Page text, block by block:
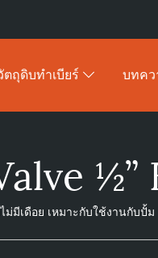
ตถุดิบทำเบียร์ บทคว
½”
มีเดือย เหมาะกับใช้งานกับปั้ม